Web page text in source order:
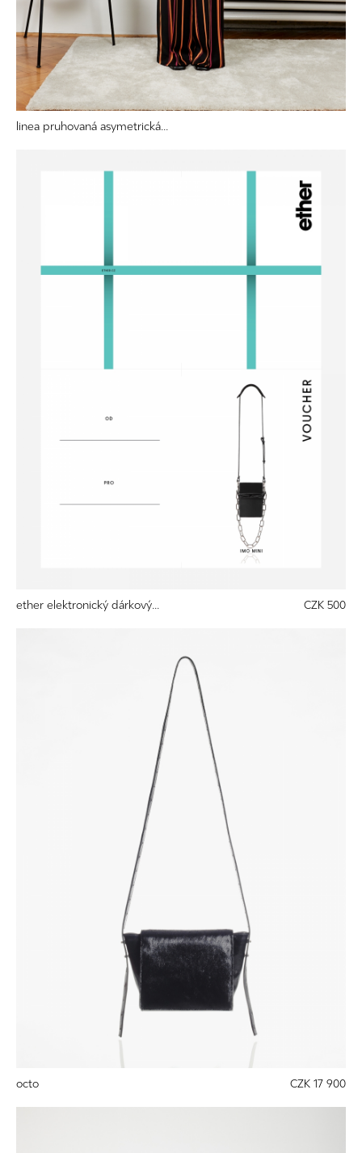
linea pruhovaná asymetrická...
ether elektronický dárkový... CZK 500
octo CZK 17 900